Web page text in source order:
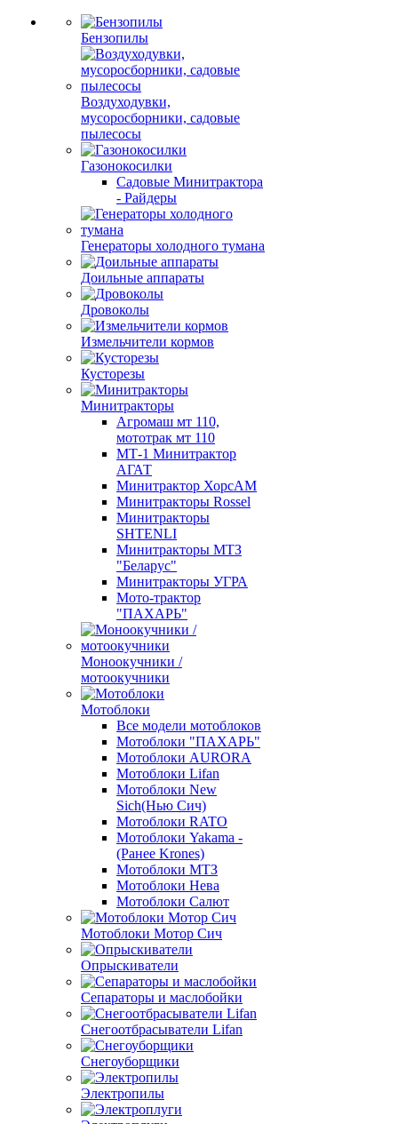
Бензопилы
Воздуходувки,
мусоросборники, cадовые
пылесосы
Газонокосилки
Садовые Минитрактора
- Райдеры
Генераторы холодного тумана
Доильные аппараты
Дровоколы
Измельчители кормов
Кусторезы
Минитракторы
Агромаш мт 110,
мототрак мт 110
МТ-1 Минитрактор
АГАТ
Минитрактор ХорсАМ
Минитракторы Rossel
Минитракторы
SHTENLI
Минитракторы МТЗ
"Беларус"
Минитракторы УГРА
Мото-трактор
"ПАХАРЬ"
Моноокучники /
мотоокучники
Мотоблоки
Все модели мотоблоков
Мотоблоки "ПАХАРЬ"
Мотоблоки AURORA
Мотоблоки Lifan
Мотоблоки New
Sich(Нью Сич)
Мотоблоки RATO
Мотоблоки Yakama -
(Ранее Krones)
Мотоблоки МТЗ
Мотоблоки Нева
Мотоблоки Салют
Мотоблоки Мотор Сич
Опрыскиватели
Сепараторы и маслобойки
Снегоотбрасыватели Lifan
Снегоуборщики
Электропилы